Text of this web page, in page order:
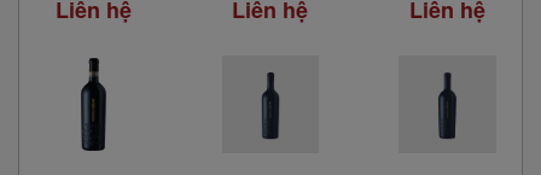
Liên hệ Liên hệ Liên hệ